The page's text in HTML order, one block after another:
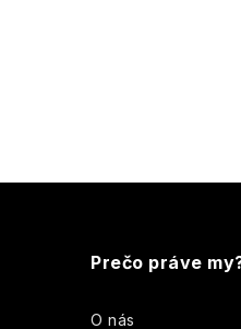
Prečo práve
O nás